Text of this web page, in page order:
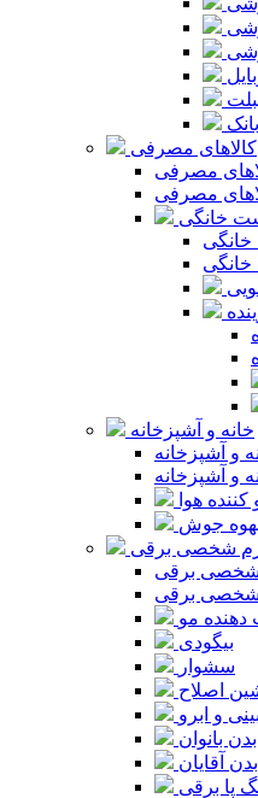
کالاهای مصرفی
مصرفی
مصرفی
خانگی
خانگی
خانه و آشپزخانه
و آشپزخانه
و آشپزخانه
هوا
جوش
شخصی برقی
شخصی برقی
شخصی برقی
دهنده مو
بیگودی
سشوار
اصلاح
و ابرو
بانوان
آقایان
پا برقی